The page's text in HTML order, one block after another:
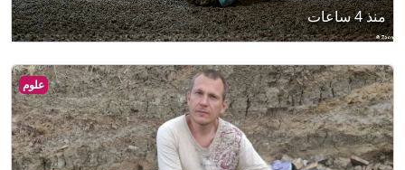
منذ 4 ساعات
علوم